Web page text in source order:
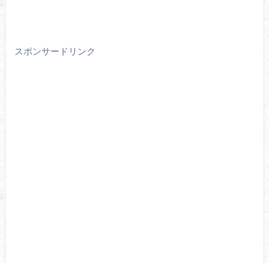
スポンサードリンク